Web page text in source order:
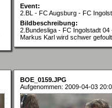
Event:
2.BL - FC Augsburg - FC
Bildbeschreibung:
2.Bundesliga - FC Ingolstadt 04
Markus Karl wird schwer gefoult
BOE_0159.JPG
Aufgenommen: 2009-04-03